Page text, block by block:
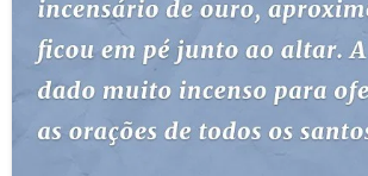
IA
TERMO BÍBLICO JOGOS
QUEM SOMOS